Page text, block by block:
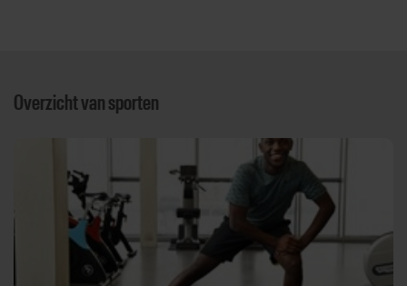
Overzicht van sporten